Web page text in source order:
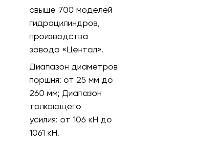
свыше 700 моделей
гидроцилиндров,
производства
завода «Центал».
Диапазон диаметров
поршня:от 25 мм до
260 мм; Диапазон
толкающего
усилия:от 106 кH до
1061 кН.